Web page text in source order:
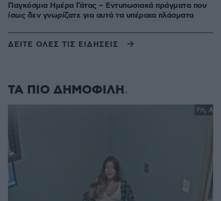
Παγκόσμια Ημέρα Γάτας – Εντυπωσιακά πράγματα που
ίσως δεν γνωρίζατε για αυτά τα υπέροχα πλάσματα
ΔΕΙΤΕ ΟΛΕΣ ΤΙΣ ΕΙΔΗΣΕΙΣ
ΤΑ ΠΙΟ ΔΗΜΟΦΙΛΗ